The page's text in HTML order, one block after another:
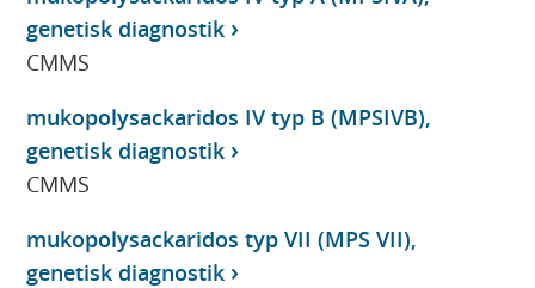
genetisk diagnostik
CMMS
mukopolysackaridos IV typ B (MPSIVB),
genetisk diagnostik
CMMS
mukopolysackaridos typ VII (MPS VII),
genetisk diagnostik